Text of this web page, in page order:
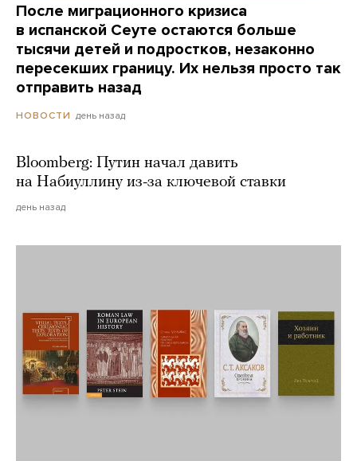
После миграционного кризиса
в испанской Сеуте остаются больше
тысячи детей и подростков, незаконно
пересекших границу. Их нельзя просто так
отправить назад
НОВОСТИ день назад
Bloomberg: Путин начал давить
на Набиуллину из-за ключевой ставки
день назад